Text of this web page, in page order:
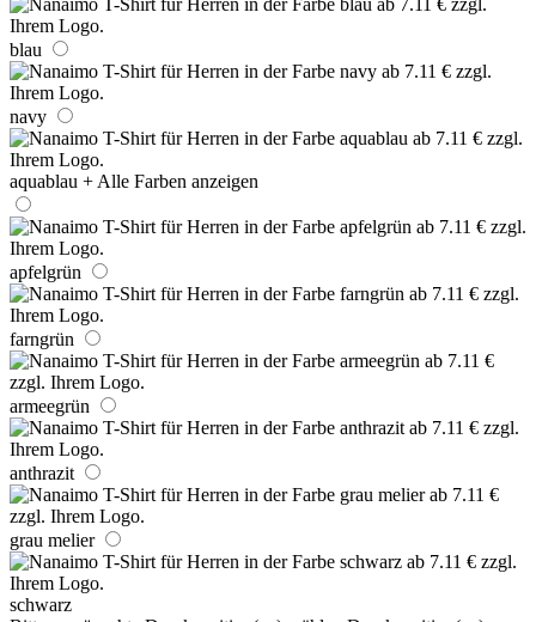
blau
navy
aquablau + Alle Farben anzeigen
apfelgrün
farngrün
armeegrün
anthrazit
grau melier
schwarz